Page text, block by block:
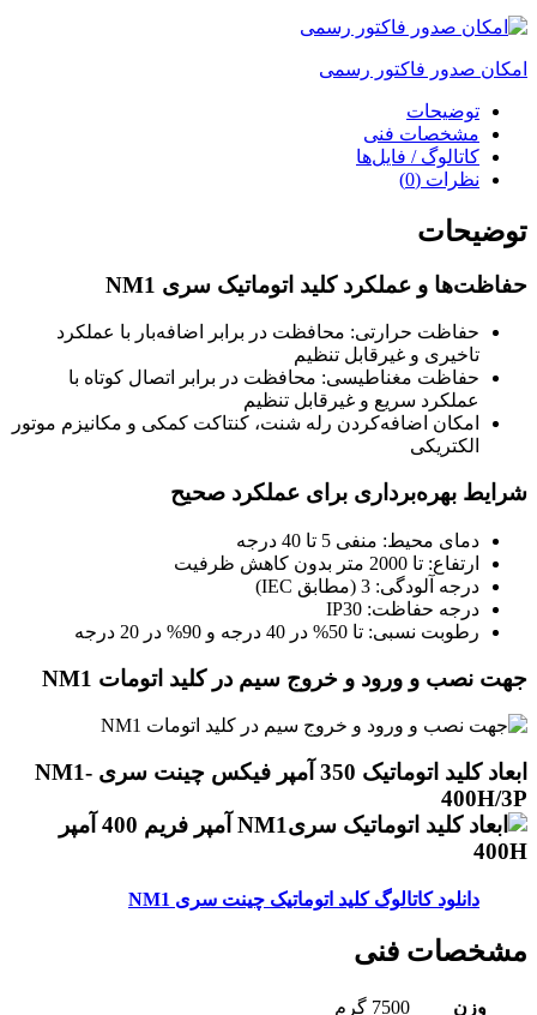
امکان صدور فاکتور رسمی
توضیحات
مشخصات فنی
کاتالوگ / فایل‌ها
نظرات (0)
توضیحات
حفاظت‌ها و عملکرد کلید اتوماتیک سری NM1
حفاظت حرارتی: محافظت در برابر اضافه‌بار با عملکرد
تاخیری و غیرقابل تنظیم
حفاظت مغناطیسی: محافظت در برابر اتصال کوتاه با
عملکرد سریع و غیرقابل تنظیم
امکان اضافه‌کردن رله شنت، کنتاکت کمکی و مکانیزم موتور
الکتریکی
شرایط بهره‌برداری برای عملکرد صحیح
دمای محیط: منفی 5 تا 40 درجه
ارتفاع: تا 2000 متر بدون کاهش ظرفیت
درجه آلودگی: 3 (مطابق IEC)
درجه حفاظت: IP30
رطوبت نسبی: تا 50% در 40 درجه و 90% در 20 درجه
جهت نصب و ورود و خروج سیم در کلید اتومات NM1
ابعاد کلید اتوماتیک 350 آمپر فیکس چینت سری NM1-
400H/3P
دانلود کاتالوگ کلید اتوماتیک چینت سری NM1
مشخصات فنی
وزن
7500 گرم